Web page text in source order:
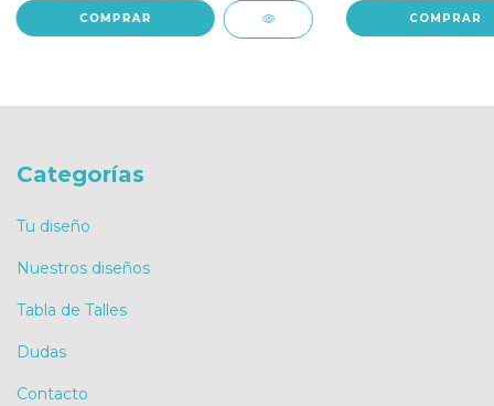
COMPRAR COMPRAR
Categorías
Tu diseño
Nuestros diseños
Tabla de Talles
Dudas
Contacto